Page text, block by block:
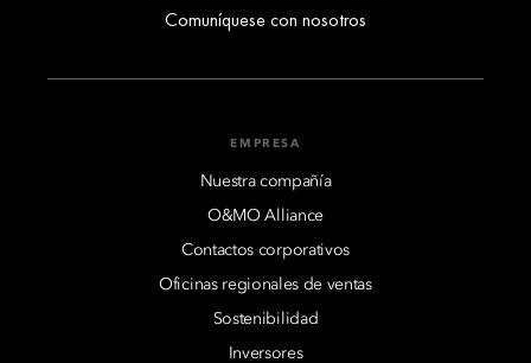
Comuníquese con nosotros
EMPRESA
Nuestra compañía
O&MO Alliance
Contactos corporativos
Oficinas regionales de ventas
Sostenibilidad
Inversores